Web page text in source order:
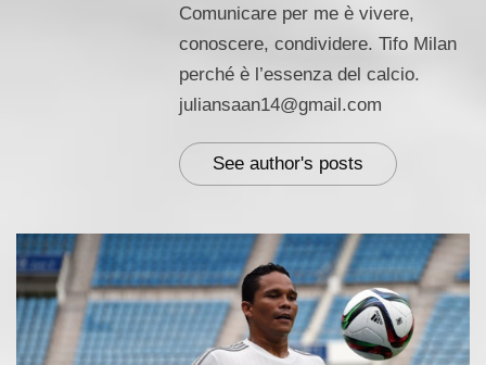
Comunicare per me è vivere,
conoscere, condividere. Tifo Milan
perché è l’essenza del calcio.
juliansaan14@gmail.com
See author's posts